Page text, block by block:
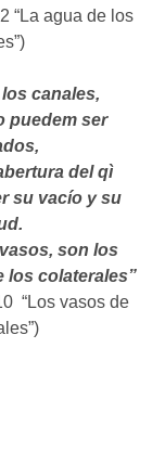
“La agua de los
canales,
puedem ser
del qì
su vacío y su
son los
los colaterales”
“Los vasos de